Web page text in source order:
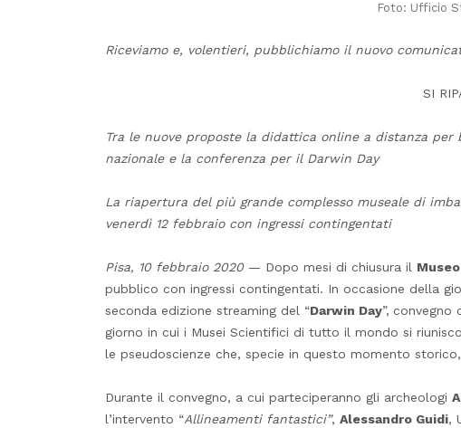
Foto: Ufficio
Riceviamo e, volentieri, pubblichiamo il nuovo
SI
Tra le nuove proposte la didattica online a distanza
nazionale e la conferenza per il Darwin Day
La riapertura del più grande complesso museale di
venerdì 12 febbraio con ingressi contingentati
Pisa, 10 febbraio 2020— Dopo mesi di chiusura il
pubblico con ingressi contingentati. In occasione della
seconda edizione streaming del “Darwin Day”, convegno
giorno in cui i Musei Scientifici di tutto il mondo si
le pseudoscienze che, specie in questo momento
Durante il convegno, a cui parteciperanno gli archeologi
l’intervento “Allineamenti fantastici”, Alessandro Guidi,